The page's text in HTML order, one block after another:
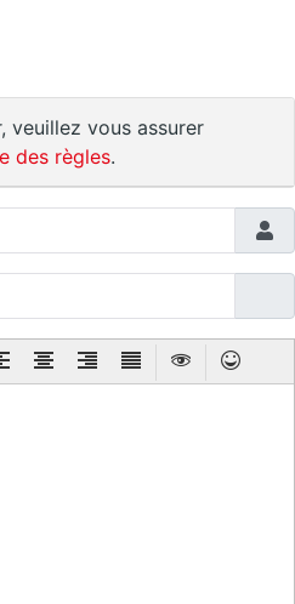
veuillez vous assurer
des règles.